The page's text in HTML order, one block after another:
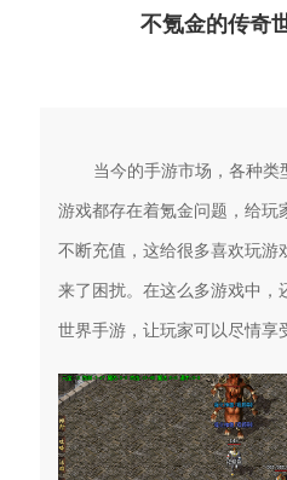
不氪金的传奇
当今的手游市场，各种
游戏都存在着氪金问题，给玩
不断充值，这给很多喜欢玩游
来了困扰。在这么多游戏中，
世界手游，让玩家可以尽情享